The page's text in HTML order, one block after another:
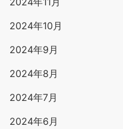
2024年10月
2024年9月
2024年8月
2024年7月
2024年6月